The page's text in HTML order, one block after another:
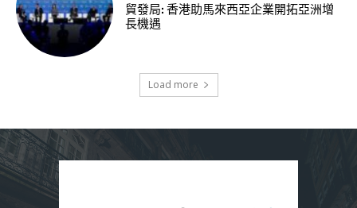
貿發局: 香港助馬來西亞企業開拓亞洲增
長機遇
Load more